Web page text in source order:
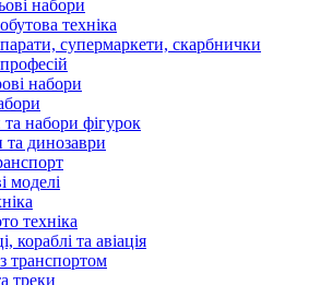
набори
техніка
супермаркети, скарбнички
набори
набори фігурок
та динозаври
моделі
техніка
кораблі та авіація
транспортом
треки